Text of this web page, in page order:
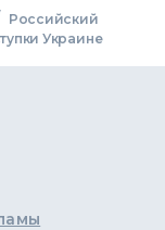
Российский
Украине